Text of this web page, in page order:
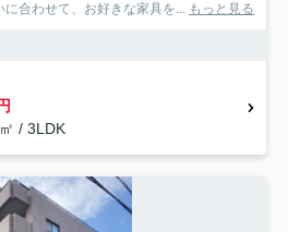
合わせて、お好きな家具を... もっと見る
/ 3LDK